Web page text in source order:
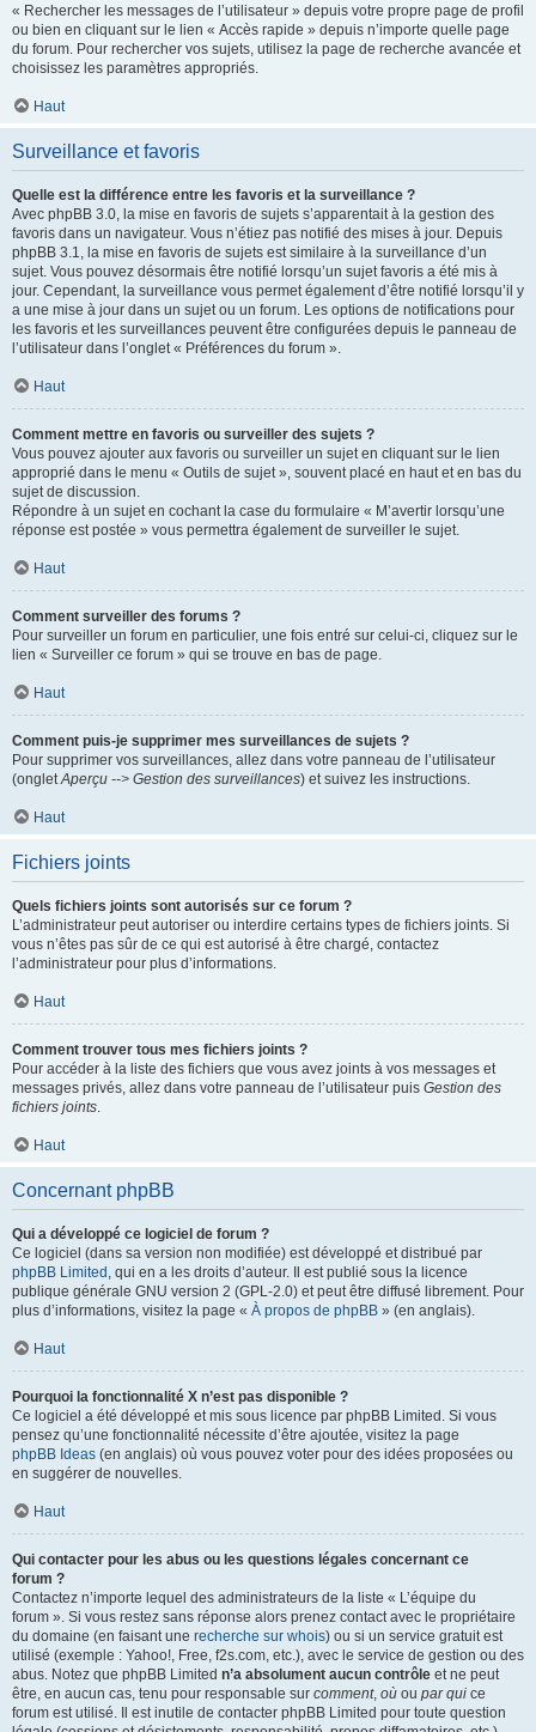
« Rechercher les messages de l’utilisateur » depuis votre propre page de profil
ou bien en cliquant sur le lien « Accès rapide » depuis n’importe quelle page
du forum. Pour rechercher vos sujets, utilisez la page de recherche avancée et
choisissez les paramètres appropriés.
Haut
Surveillance et favoris
Quelle est la différence entre les favoris et la surveillance ?
Avec phpBB 3.0, la mise en favoris de sujets s’apparentait à la gestion des
favoris dans un navigateur. Vous n’étiez pas notifié des mises à jour. Depuis
phpBB 3.1, la mise en favoris de sujets est similaire à la surveillance d’un
sujet. Vous pouvez désormais être notifié lorsqu’un sujet favoris a été mis à
jour. Cependant, la surveillance vous permet également d’être notifié lorsqu’il y
a une mise à jour dans un sujet ou un forum. Les options de notifications pour
les favoris et les surveillances peuvent être configurées depuis le panneau de
l’utilisateur dans l’onglet « Préférences du forum ».
Haut
Comment mettre en favoris ou surveiller des sujets ?
Vous pouvez ajouter aux favoris ou surveiller un sujet en cliquant sur le lien
approprié dans le menu « Outils de sujet », souvent placé en haut et en bas du
sujet de discussion.
Répondre à un sujet en cochant la case du formulaire « M’avertir lorsqu’une
réponse est postée » vous permettra également de surveiller le sujet.
Haut
Comment surveiller des forums ?
Pour surveiller un forum en particulier, une fois entré sur celui-ci, cliquez sur le
lien « Surveiller ce forum » qui se trouve en bas de page.
Haut
Comment puis-je supprimer mes surveillances de sujets ?
Pour supprimer vos surveillances, allez dans votre panneau de l’utilisateur
(ongletAperçu --> Gestion des surveillances) et suivez les instructions.
Haut
Fichiers joints
Quels fichiers joints sont autorisés sur ce forum ?
L’administrateur peut autoriser ou interdire certains types de fichiers joints. Si
vous n’êtes pas sûr de ce qui est autorisé à être chargé, contactez
l’administrateur pour plus d’informations.
Haut
Comment trouver tous mes fichiers joints ?
Pour accéder à la liste des fichiers que vous avez joints à vos messages et
messages privés, allez dans votre panneau de l’utilisateur puis Gestion des
fichiers joints.
Haut
Concernant phpBB
Qui a développé ce logiciel de forum ?
Ce logiciel (dans sa version non modifiée) est développé et distribué par
phpBB Limited , qui en a les droits d’auteur. Il est publié sous la licence
publique générale GNU version 2 (GPL-2.0) et peut être diffusé librement. Pour
plus d’informations, visitez la page « À propos de phpBB » (en anglais).
Haut
Pourquoi la fonctionnalité X n’est pas disponible ?
Ce logiciel a été développé et mis sous licence par phpBB Limited. Si vous
pensez qu’une fonctionnalité nécessite d’être ajoutée, visitez la page
phpBB Ideas (en anglais) où vous pouvez voter pour des idées proposées ou
en suggérer de nouvelles.
Haut
Qui contacter pour les abus ou les questions légales concernant ce
forum ?
Contactez n’importe lequel des administrateurs de la liste « L’équipe du
forum ». Si vous restez sans réponse alors prenez contact avec le propriétaire
du domaine (en faisant une recherche sur whois) ou si un service gratuit est
utilisé (exemple : Yahoo!, Free, f2s.com, etc.), avec le service de gestion ou des
abus. Notez que phpBB Limited n’a absolument aucun contrôle et ne peut
être, en aucun cas, tenu pour responsable sur comment, où ou par qui ce
forum est utilisé. Il est inutile de contacter phpBB Limited pour toute question